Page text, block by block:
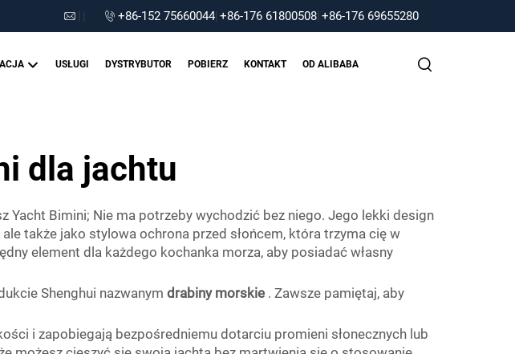
+86-152 75660044 +86-176 61800508 +86-176 69655280
USŁUGI DYSTRYBUTOR POBIERZ KONTAKT OD ALIBABA
dla jachtu
Yacht Bimini; Nie ma potrzeby wychodzić bez niego. Jego lekki design
także jako stylowa ochrona przed słońcem, która trzyma cię w
element dla każdego kochanka morza, aby posiadać własny
Shenghui nazwanym drabiny morskie . Zawsze pamiętaj, aby
i zapobiegają bezpośredniemu dotarciu promieni słonecznych lub